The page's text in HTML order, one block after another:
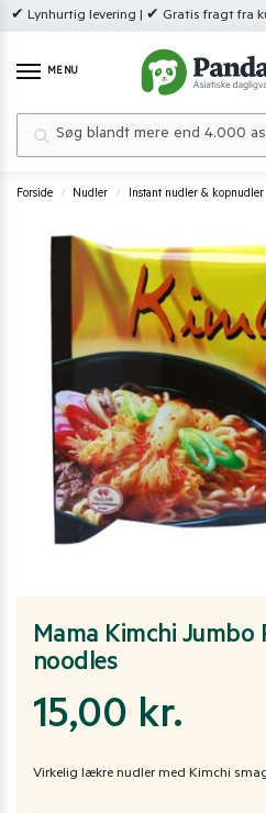
✔ Lynhurtig levering | ✔ Gratis fragt fra
MENU
Forside / Nudler / Instant nudler & kopnudler
Mama Kimchi Jumbo
noodles
15,00 kr.
Virkelig lækre nudler med Kimchi